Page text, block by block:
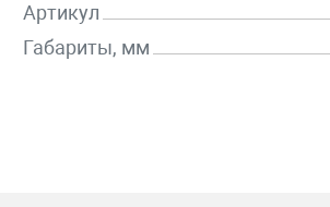
Артикул
Габариты, мм